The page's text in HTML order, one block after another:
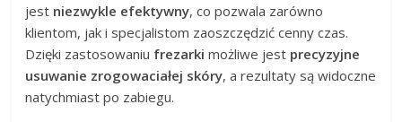
jest niezwykle efektywny, co pozwala zarówno
klientom, jak i specjalistom zaoszczędzić cenny czas.
Dzięki zastosowaniu frezarki możliwe jest precyzyjne
usuwanie zrogowaciałej skóry, a rezultaty są widoczne
natychmiast po zabiegu.